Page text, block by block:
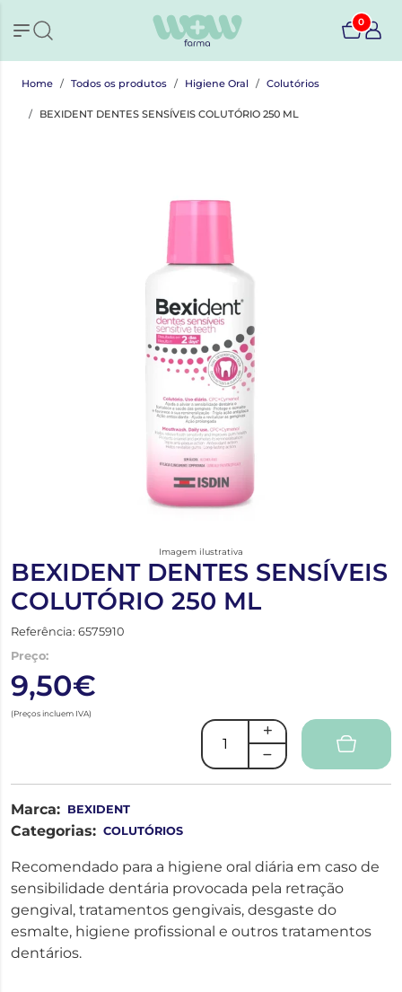
0
Home Todos os produtos Higiene Oral Colutórios
BEXIDENT DENTES SENSÍVEIS COLUTÓRIO 250 ML
Imagem ilustrativa
BEXIDENT DENTES SENSÍVEIS
COLUTÓRIO 250 ML
Referência: 6575910
Preço:
9,50€
(Preços incluem IVA)
Marca: BEXIDENT
Categorias: COLUTÓRIOS
Recomendado para a higiene oral diária em caso de
sensibilidade dentária provocada pela retração
gengival, tratamentos gengivais, desgaste do
esmalte, higiene profissional e outros tratamentos
dentários.